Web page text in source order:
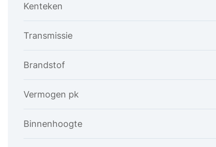
Kenteken
Transmissie
Brandstof
Vermogen pk
Binnenhoogte